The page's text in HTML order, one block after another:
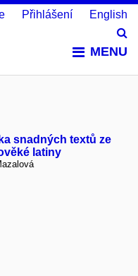
MENU
Přihlášení English
snadných textů ze
latiny